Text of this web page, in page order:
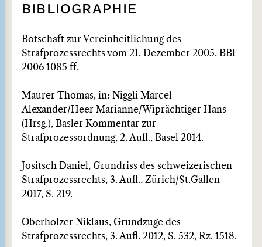
BIBLIOGRAPHIE
Botschaft zur Vereinheitlichung des
Strafprozessrechts vom 21. Dezember 2005, BBl
2006 1085 ff.
Maurer Thomas, in: Niggli Marcel
Alexander/Heer Marianne/Wiprächtiger Hans
(Hrsg.), Basler Kommentar zur
Strafprozessordnung, 2. Aufl., Basel 2014.
Jositsch Daniel, Grundriss des schweizerischen
Strafprozessrechts, 3. Aufl., Zürich/St.Gallen
2017, S. 219.
Oberholzer Niklaus, Grundzüge des
Strafprozessrechts, 3. Aufl. 2012, S. 532, Rz. 1518.